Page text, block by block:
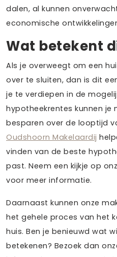
dalen, al kunnen
economische
Wat betekent
Als je overweegt om een
over te sluiten, dan is dit
je te verdiepen in de
hypotheekrentes kunnen je
besparen over de looptijd
Oudshoorn Makelaardij
vinden van de beste
past. Neem een kijkje op
voor meer informatie.
Daarnaast kunnen onze
het gehele proces van het
huis. Ben je benieuwd wat
betekenen? Bezoek dan